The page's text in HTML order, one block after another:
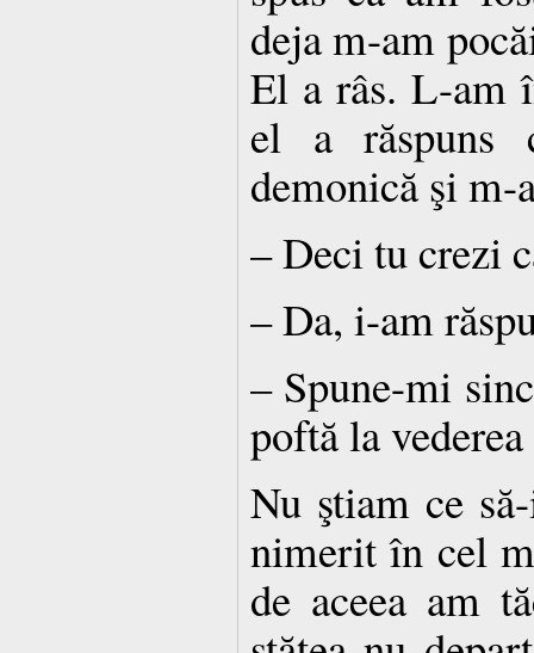
deja m-am
El a râs. L-am
el a răspuns
demonică şi m-
– Deci tu crezi
– Da, i-am
– Spune-mi
poftă la
Nu ştiam ce
nimerit în cel
de aceea am